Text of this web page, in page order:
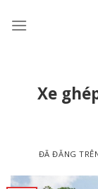
đến
Xe
ĐÃ ĐĂNG